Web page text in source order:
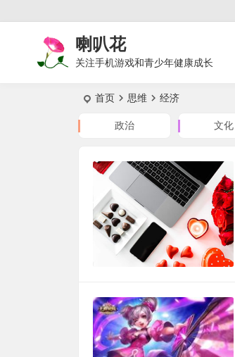
喇叭花
关注手机游戏和青少年健康成长
首页 思维 经济
政治 文化